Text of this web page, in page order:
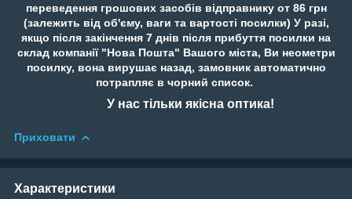
переведення грошових засобів відправнику от 86 грн
(залежить від об'єму, ваги та вартості посилки) У разі,
якщо після закінчення 7 днів після прибуття посилки на
склад компанії "Нова Пошта" Вашого міста, Ви неометри
посилку, вона вирушає назад, замовник автоматично
потрапляє в чорний список.
У нас тільки якісна оптика!
Приховати
Характеристики